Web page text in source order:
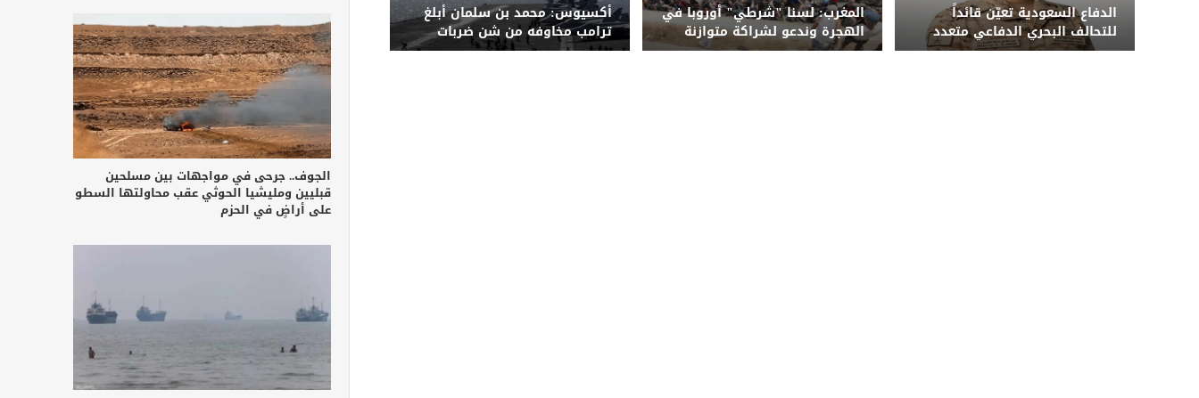
الدفاع السعودية تعيّن قائداً
للتحالف البحري الدفاعي متعدد
الجنسيات
المغرب: لسنا "شرطي" أوروبا في
الهجرة وندعو لشراكة متوازنة
أكسيوس: محمد بن سلمان أبلغ
ترامب مخاوفه من شن ضربات
واسعة على إيران
الجوف.. جرحى في مواجهات بين مسلحين
قبليين ومليشيا الحوثي عقب محاولتها السطو
على أراضٍ في الحزم